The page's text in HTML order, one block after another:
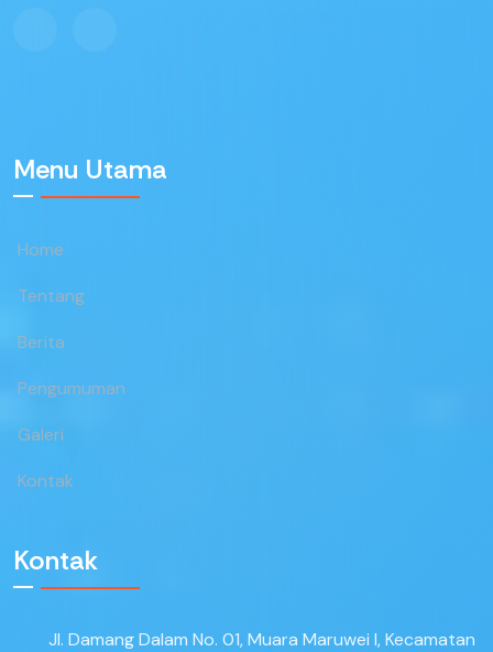
Menu Utama
Home
Tentang
Berita
Pengumuman
Galeri
Kontak
Kontak
Jl. Damang Dalam No. 01, Muara Maruwei I, Kecamatan